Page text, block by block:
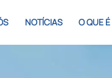
NOTÍCIAS O QUE